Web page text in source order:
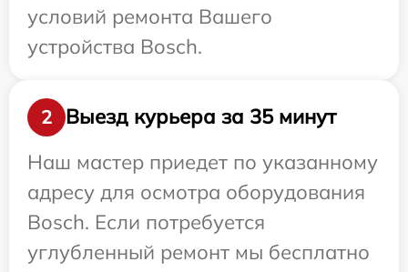
условий ремонта Вашего
устройства Bosch.
2
Выезд курьера за 35 минут
Наш мастер приедет по указанному
адресу для осмотра оборудования
Bosch. Если потребуется
углубленный ремонт мы бесплатно